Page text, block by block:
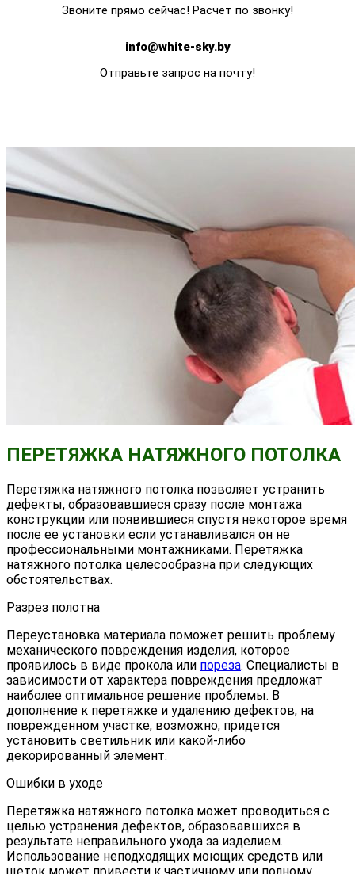
Звоните прямо сейчас! Расчет по звонку!
info@white-sky.by
Отправьте запрос на почту!
ПЕРЕТЯЖКА НАТЯЖНОГО ПОТОЛКА
Перетяжка натяжного потолка позволяет устранить
дефекты, образовавшиеся сразу после монтажа
конструкции или появившиеся спустя некоторое время
после ее установки если устанавливался он не
профессиональными монтажниками. Перетяжка
натяжного потолка целесообразна при следующих
обстоятельствах.
Разрез полотна
Переустановка материала поможет решить проблему
механического повреждения изделия, которое
проявилось в виде прокола или пореза. Специалисты в
зависимости от характера повреждения предложат
наиболее оптимальное решение проблемы. В
дополнение к перетяжке и удалению дефектов, на
поврежденном участке, возможно, придется
установить светильник или какой-либо
декорированный элемент.
Ошибки в уходе
Перетяжка натяжного потолка может проводиться с
целью устранения дефектов, образовавшихся в
результате неправильного ухода за изделием.
Использование неподходящих моющих средств или